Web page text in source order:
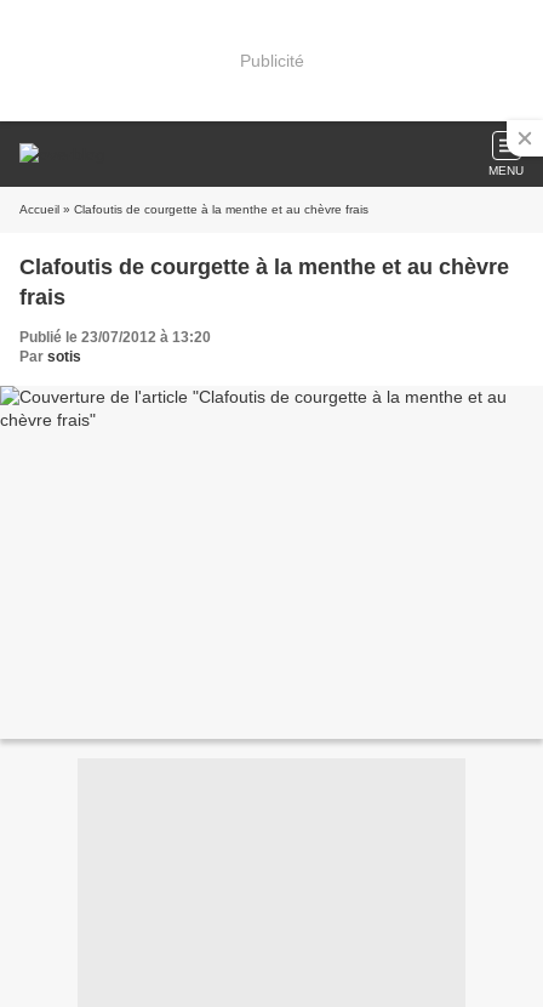
Publicité
MENU
Accueil » Clafoutis de courgette à la menthe et au chèvre frais
Clafoutis de courgette à la menthe et au chèvre
frais
Publié le 23/07/2012 à 13:20
Par sotis